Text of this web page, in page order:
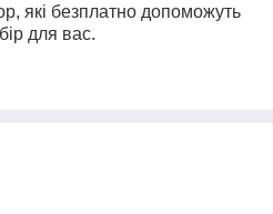
які безплатно допоможуть
для вас.